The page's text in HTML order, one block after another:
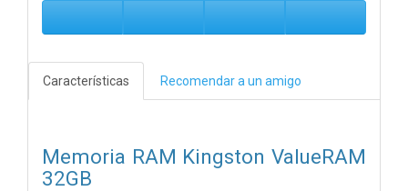
Características Recomendar a un amigo
Memoria RAM Kingston ValueRAM
32GB